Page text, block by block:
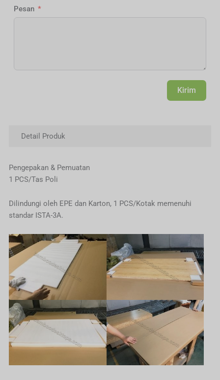
Pesan
Kirim
Detail Produk
Pengepakan & Pemuatan
1 PCS/Tas Poli
Dilindungi oleh EPE dan Karton, 1 PCS/Kotak memenuhi
standar ISTA-3A.